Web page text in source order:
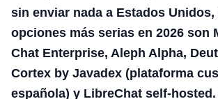
sin enviar nada a Estados
opciones más serias en 2026 son
Chat Enterprise, Aleph Alpha,
Cortex by Javadex (plataforma
española) y LibreChat self-hosted.